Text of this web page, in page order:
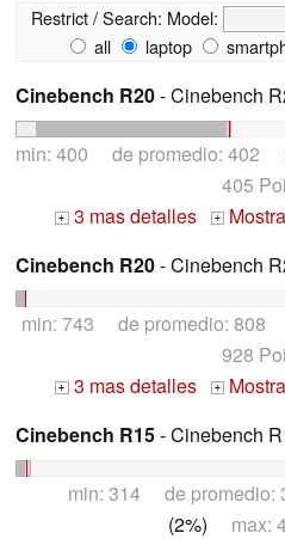
Restrict / Search: Model:
all
laptop
Cinebench R20- Cinebench
min: 400 de promedio: 402
405
+ 3 mas detalles +
Cinebench R20- Cinebench
min: 743 de promedio: 808
928
+ 3 mas detalles +
Cinebench R15- Cinebench
min: 314 de
(2%) max: